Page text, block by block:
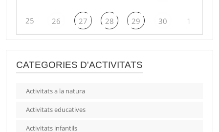
25 26 27 28 29 30 1
CATEGORIES D'ACTIVITATS
Activitats a la natura
Activitats educatives
Activitats infantils